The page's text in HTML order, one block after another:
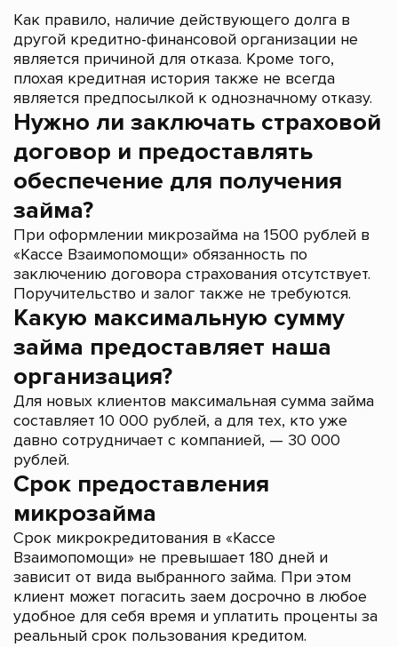
Как правило, наличие действующего долга в
другой кредитно-финансовой организации не
является причиной для отказа. Кроме того,
плохая кредитная история также не всегда
является предпосылкой к однозначному отказу.
Нужно ли заключать страховой
договор и предоставлять
обеспечение для получения
займа?
При оформлении микрозайма на 1500 рублей в
«Кассе Взаимопомощи» обязанность по
заключению договора страхования отсутствует.
Поручительство и залог также не требуются.
Какую максимальную сумму
займа предоставляет наша
организация?
Для новых клиентов максимальная сумма займа
составляет 10 000 рублей, а для тех, кто уже
давно сотрудничает с компанией, — 30 000
рублей.
Срок предоставления
микрозайма
Срок микрокредитования в «Кассе
Взаимопомощи» не превышает 180 дней и
зависит от вида выбранного займа. При этом
клиент может погасить заем досрочно в любое
удобное для себя время и уплатить проценты за
реальный срок пользования кредитом.